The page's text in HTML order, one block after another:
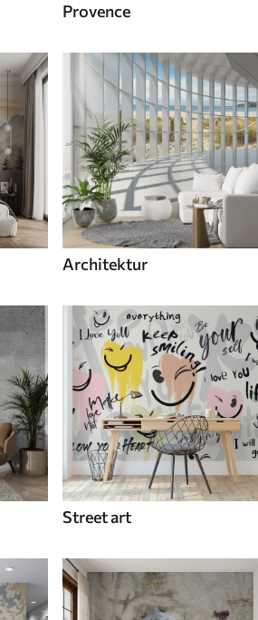
Provence
Architektur
Street art